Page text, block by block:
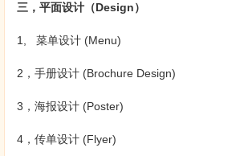
三，平面设计（Design）
1, 菜单设计 (Menu)
2，手册设计 (Brochure Design)
3，海报设计 (Poster)
4，传单设计 (Flyer)